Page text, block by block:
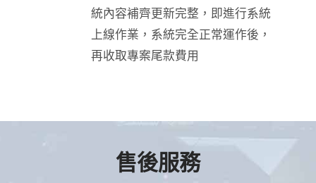
統內容補齊更新完整，即進行系統
上線作業，系統完全正常運作後，
再收取專案尾款費用
售後服務